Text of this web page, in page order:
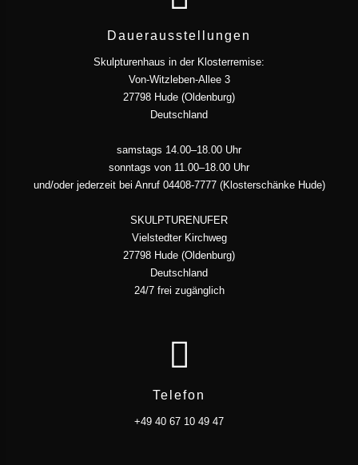
Dauerausstellungen
Skulpturenhaus in der Klosterremise:
Von-Witzleben-Allee 3
27798 Hude (Oldenburg)
Deutschland
samstags 14.00–18.00 Uhr
sonntags von 11.00–18.00 Uhr
und/oder jederzeit bei Anruf 04408-7777 (Klosterschänke Hude)
SKULPTURENUFER
Vielstedter Kirchweg
27798 Hude (Oldenburg)
Deutschland
24/7 frei zugänglich
Telefon
+49 40 67 10 49 47